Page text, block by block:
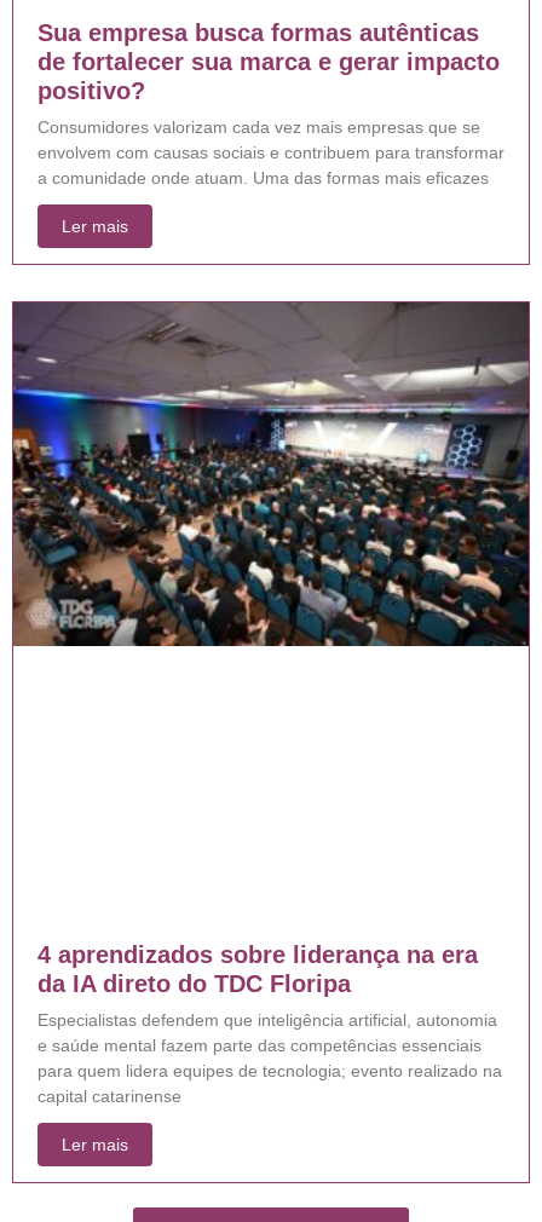
Sua empresa busca formas autênticas
de fortalecer sua marca e gerar impacto
positivo?
Consumidores valorizam cada vez mais empresas que se
envolvem com causas sociais e contribuem para transformar
a comunidade onde atuam. Uma das formas mais eficazes
Ler mais
4 aprendizados sobre liderança na era
da IA direto do TDC Floripa
Especialistas defendem que inteligência artificial, autonomia
e saúde mental fazem parte das competências essenciais
para quem lidera equipes de tecnologia; evento realizado na
capital catarinense
Ler mais